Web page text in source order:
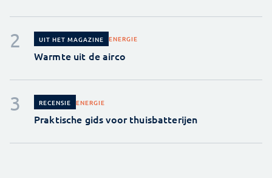
UIT HET MAGAZINE ENERGIE
Warmte uit de airco
RECENSIE ENERGIE
Praktische gids voor thuisbatterijen